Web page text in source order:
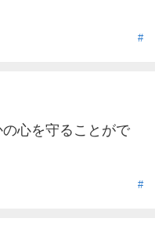
#
心を守ることがで
#